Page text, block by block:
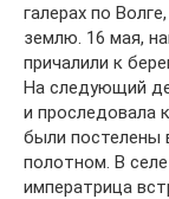
галерах по
землю. 16 мая,
причалили к
На следующий
и проследовала
были постелены
полотном. В
императрица